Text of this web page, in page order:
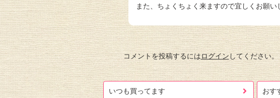
また、ちょくちょく来ますので宜しくお願
コメントを投稿するにはログインしてください。
いつも買ってます おす